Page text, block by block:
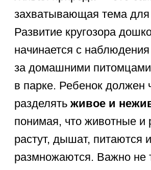
наблюдать за тем, как распускаются
почки весной. Эти простые действия
формируют базовые знания
дошкольника гораздо эффективнее,
чем простое заучивание картинок в
книгах.
Неживая природа:
базовые понятия
для дошкольника